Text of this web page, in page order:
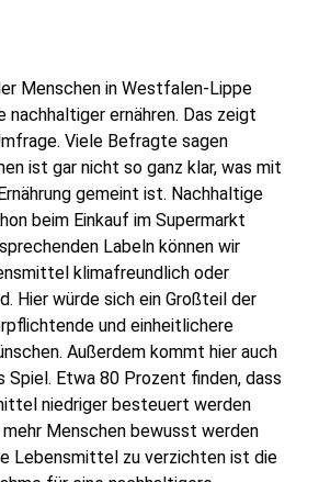
Menschen in Westfalen-Lippe
nachhaltiger ernähren. Das zeigt
Viele Befragte sagen
ist gar nicht so ganz klar, was mit
gemeint ist. Nachhaltige
beim Einkauf im Supermarkt
Labeln können wir
klimafreundlich oder
Hier würde sich ein Großteil der
und einheitlichere
Außerdem kommt hier auch
Spiel. Etwa 80 Prozent finden, dass
niedriger besteuert werden
Menschen bewusst werden
Lebensmittel zu verzichten ist die